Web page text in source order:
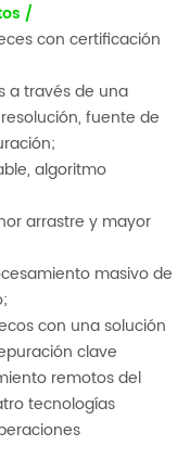
/
con certificación
a través de una
fuente de
algoritmo
arrastre y mayor
masivo de
con una solución
clave
remotos del
tecnologías